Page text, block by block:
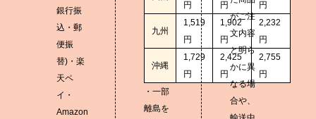
銀行振
込・郵
便振
替)・楽
天ペ
イ・
Amazon
円
円
円
九州
1,519
円
1,902
円
2,232
円
沖縄
1,729
円
2,425
円
2,755
円
・一部
離島を
がご注
文内容
と明ら
かに異
なる場
合や、